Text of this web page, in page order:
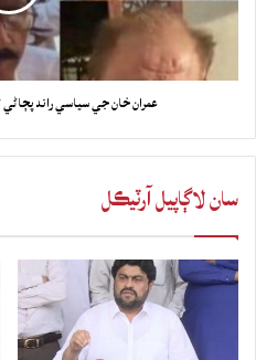
عمران خان جي سياسي راند
سان لاڳاپيل آرٽيڪل